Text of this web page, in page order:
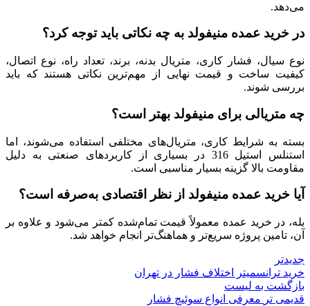
می‌دهد.
در خرید عمده منیفولد به چه نکاتی باید توجه کرد؟
نوع سیال، فشار کاری، متریال بدنه، برند، تعداد راه، نوع اتصال،
کیفیت ساخت و قیمت نهایی از مهم‌ترین نکاتی هستند که باید
بررسی شوند.
چه متریالی برای منیفولد بهتر است؟
بسته به شرایط کاری، متریال‌های مختلفی استفاده می‌شوند، اما
استنلس استیل 316 در بسیاری از کاربردهای صنعتی به دلیل
مقاومت بالا گزینه بسیار مناسبی است.
آیا خرید عمده منیفولد از نظر اقتصادی به‌صرفه است؟
بله، در خرید عمده معمولاً قیمت تمام‌شده کمتر می‌شود و علاوه بر
آن، تامین پروژه سریع‌تر و هماهنگ‌تر انجام خواهد شد.
جدیدتر
خرید ترانسمیتر اختلاف فشار در تهران
بازگشت به لیست
قدیمی تر معرفی انواع سوئیچ فشار